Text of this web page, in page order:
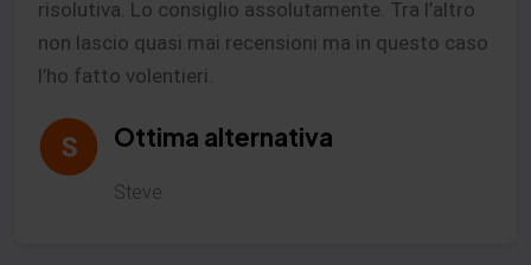
risolutiva. Lo consiglio assolutamente. Tra l’altro
non lascio quasi mai recensioni ma in questo caso
l’ho fatto volentieri.
Ottima alternativa
Steve